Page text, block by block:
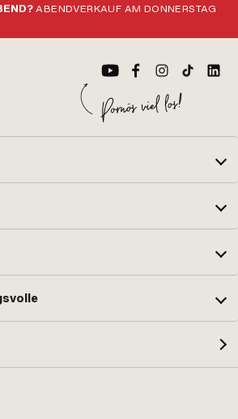
ABENDVERKAUF AM DONNERSTAG